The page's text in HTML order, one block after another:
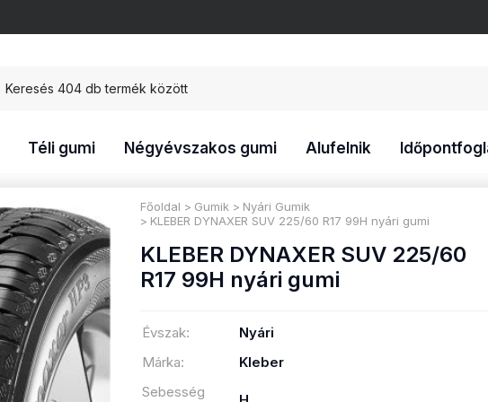
Téli gumi Négyévszakos gumi Alufelnik
Főoldal Gumik
Nyári Gumik
KLEBER DYNAXER SUV 225/60 R17 99H nyári gumi
KLEBER DYNAXER SUV 225/60
R17 99H nyári gumi
Évszak:
Nyári
Márka:
Kleber
Sebesség